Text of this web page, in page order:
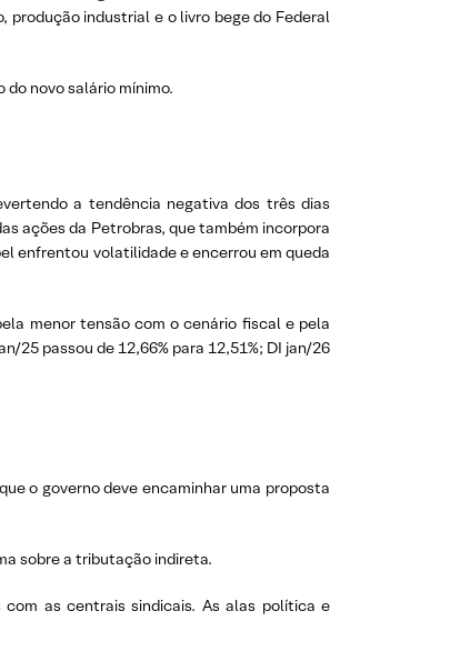
produção industrial e o livro bege do Federal
novo salário mínimo.
a tendência negativa dos três dias
ações da Petrobras, que também incorpora
enfrentou volatilidade e encerrou em queda
menor tensão com o cenário fiscal e pela
25 passou de 12,66% para 12,51%; DI jan/26
o governo deve encaminhar uma proposta
sobre a tributação indireta.
as centrais sindicais. As alas política e